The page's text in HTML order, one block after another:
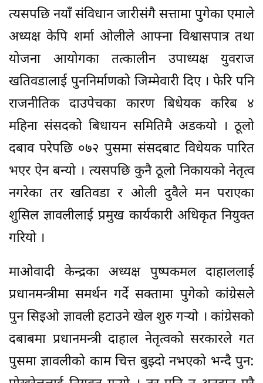
त्यसपछि नयाँ संविधान जारीसंगै सत्तामा पुगेका एमाले
अध्यक्ष केपि शर्मा ओलीले आफ्ना विश्वासपात्र तथा
योजना आयोगका तत्कालीन उपाध्यक्ष युवराज
खतिवडालाई पुननिर्माणको जिम्मेवारी दिए । फेरि पनि
राजनीतिक दाउपेचका कारण बिधेयक करिब ४
महिना संसदको बिधायन समितिमै अडकयो । ठूलो
दबाव परेपछि ०७२ पुसमा संसदबाट विधेयक पारित
भएर ऐन बन्यो । त्यसपछि कुनै ठूलो निकायको नेतृत्व
नगरेका तर खतिवडा र ओली दुवैले मन पराएका
शुसिल ज्ञावलीलाई प्रमुख कार्यकारी अधिकृत नियुक्त
गरियो ।
माओवादी केन्द्रका अध्यक्ष पुष्पकमल दाहाललाई
प्रधानमन्त्रीमा समर्थन गर्दे सक्तामा पुगेको कांग्रेसले
पुन सिइओ ज्ञावली हटाउने खेल शुरु गर्‍यो । कांग्रेसको
दबाबमा प्रधानमन्त्री दाहाल नेतृत्वको सरकारले गत
पुसमा ज्ञावलीको काम चित्त बुझ्दो नभएको भन्दै पुन: